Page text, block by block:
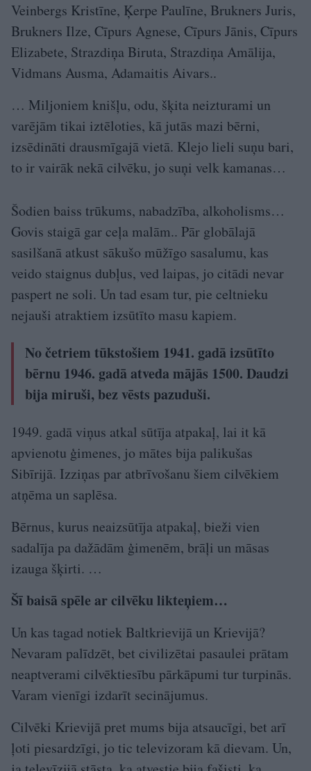
Veinbergs Kristīne, Ķerpe Paulīne, Brukners Juris,
Brukners Ilze, Cīpurs Agnese, Cīpurs Jānis, Cīpurs
Elizabete, Strazdiņa Biruta, Strazdiņa Amālija,
Vidmans Ausma, Adamaitis Aivars..
… Miljoniem knišļu, odu, šķita neizturami un
varējām tikai iztēloties, kā jutās mazi bērni,
izsēdināti drausmīgajā vietā. Klejo lieli suņu bari,
to ir vairāk nekā cilvēku, jo suņi velk kamanas…
Šodien baiss trūkums, nabadzība, alkoholisms…
Govis staigā gar ceļa malām.. Pār globālajā
sasilšanā atkust sākušo mūžīgo sasalumu, kas
veido staignus dubļus, ved laipas, jo citādi nevar
paspert ne soli. Un tad esam tur, pie celtnieku
nejauši atraktiem izsūtīto masu kapiem.
No četriem tūkstošiem 1941. gadā izsūtīto
bērnu 1946. gadā atveda mājās 1500. Daudzi
bija miruši, bez vēsts pazuduši.
1949. gadā viņus atkal sūtīja atpakaļ, lai it kā
apvienotu ģimenes, jo mātes bija palikušas
Sibīrijā. Izziņas par atbrīvošanu šiem cilvēkiem
atņēma un saplēsa.
Bērnus, kurus neaizsūtīja atpakaļ, bieži vien
sadalīja pa dažādām ģimenēm, brāļi un māsas
izauga šķirti. …
Šī baisā spēle ar cilvēku likteņiem…
Un kas tagad notiek Baltkrievijā un Krievijā?
Nevaram palīdzēt, bet civilizētai pasaulei prātam
neaptverami cilvēktiesību pārkāpumi tur turpinās.
Varam vienīgi izdarīt secinājumus.
Cilvēki Krievijā pret mums bija atsaucīgi, bet arī
ļoti piesardzīgi, jo tic televizoram kā dievam. Un,